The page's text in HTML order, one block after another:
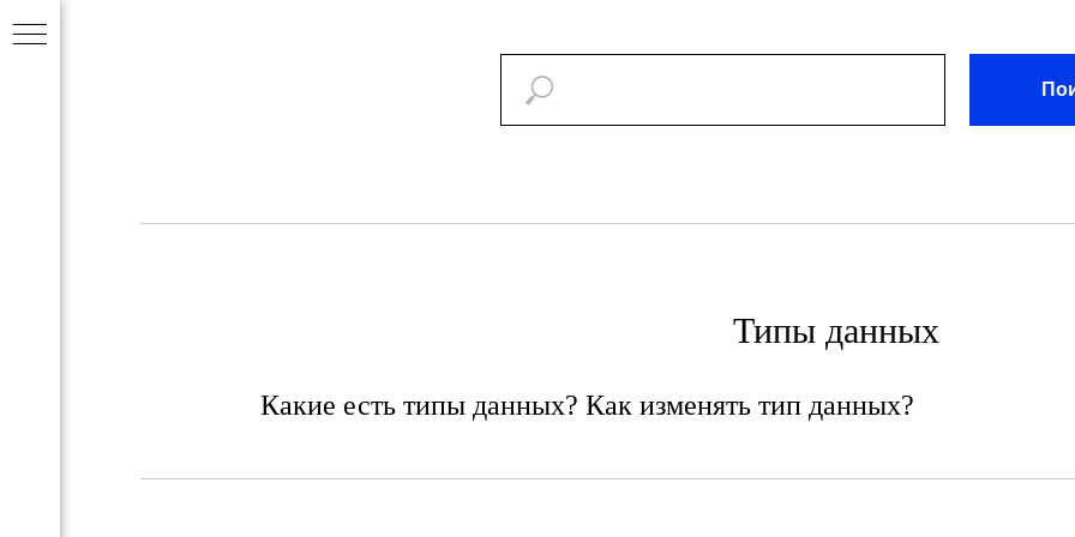
Типы данных
Какие есть типы данных? Как изменять тип данных?